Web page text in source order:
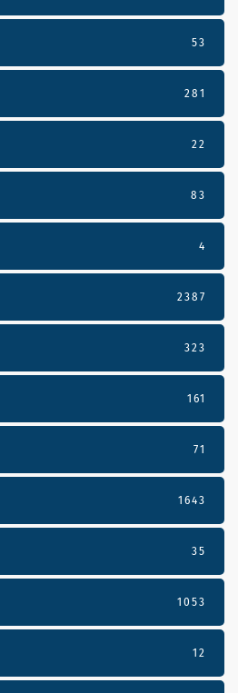
53
281
22
83
4
2387
323
161
71
1643
35
1053
12